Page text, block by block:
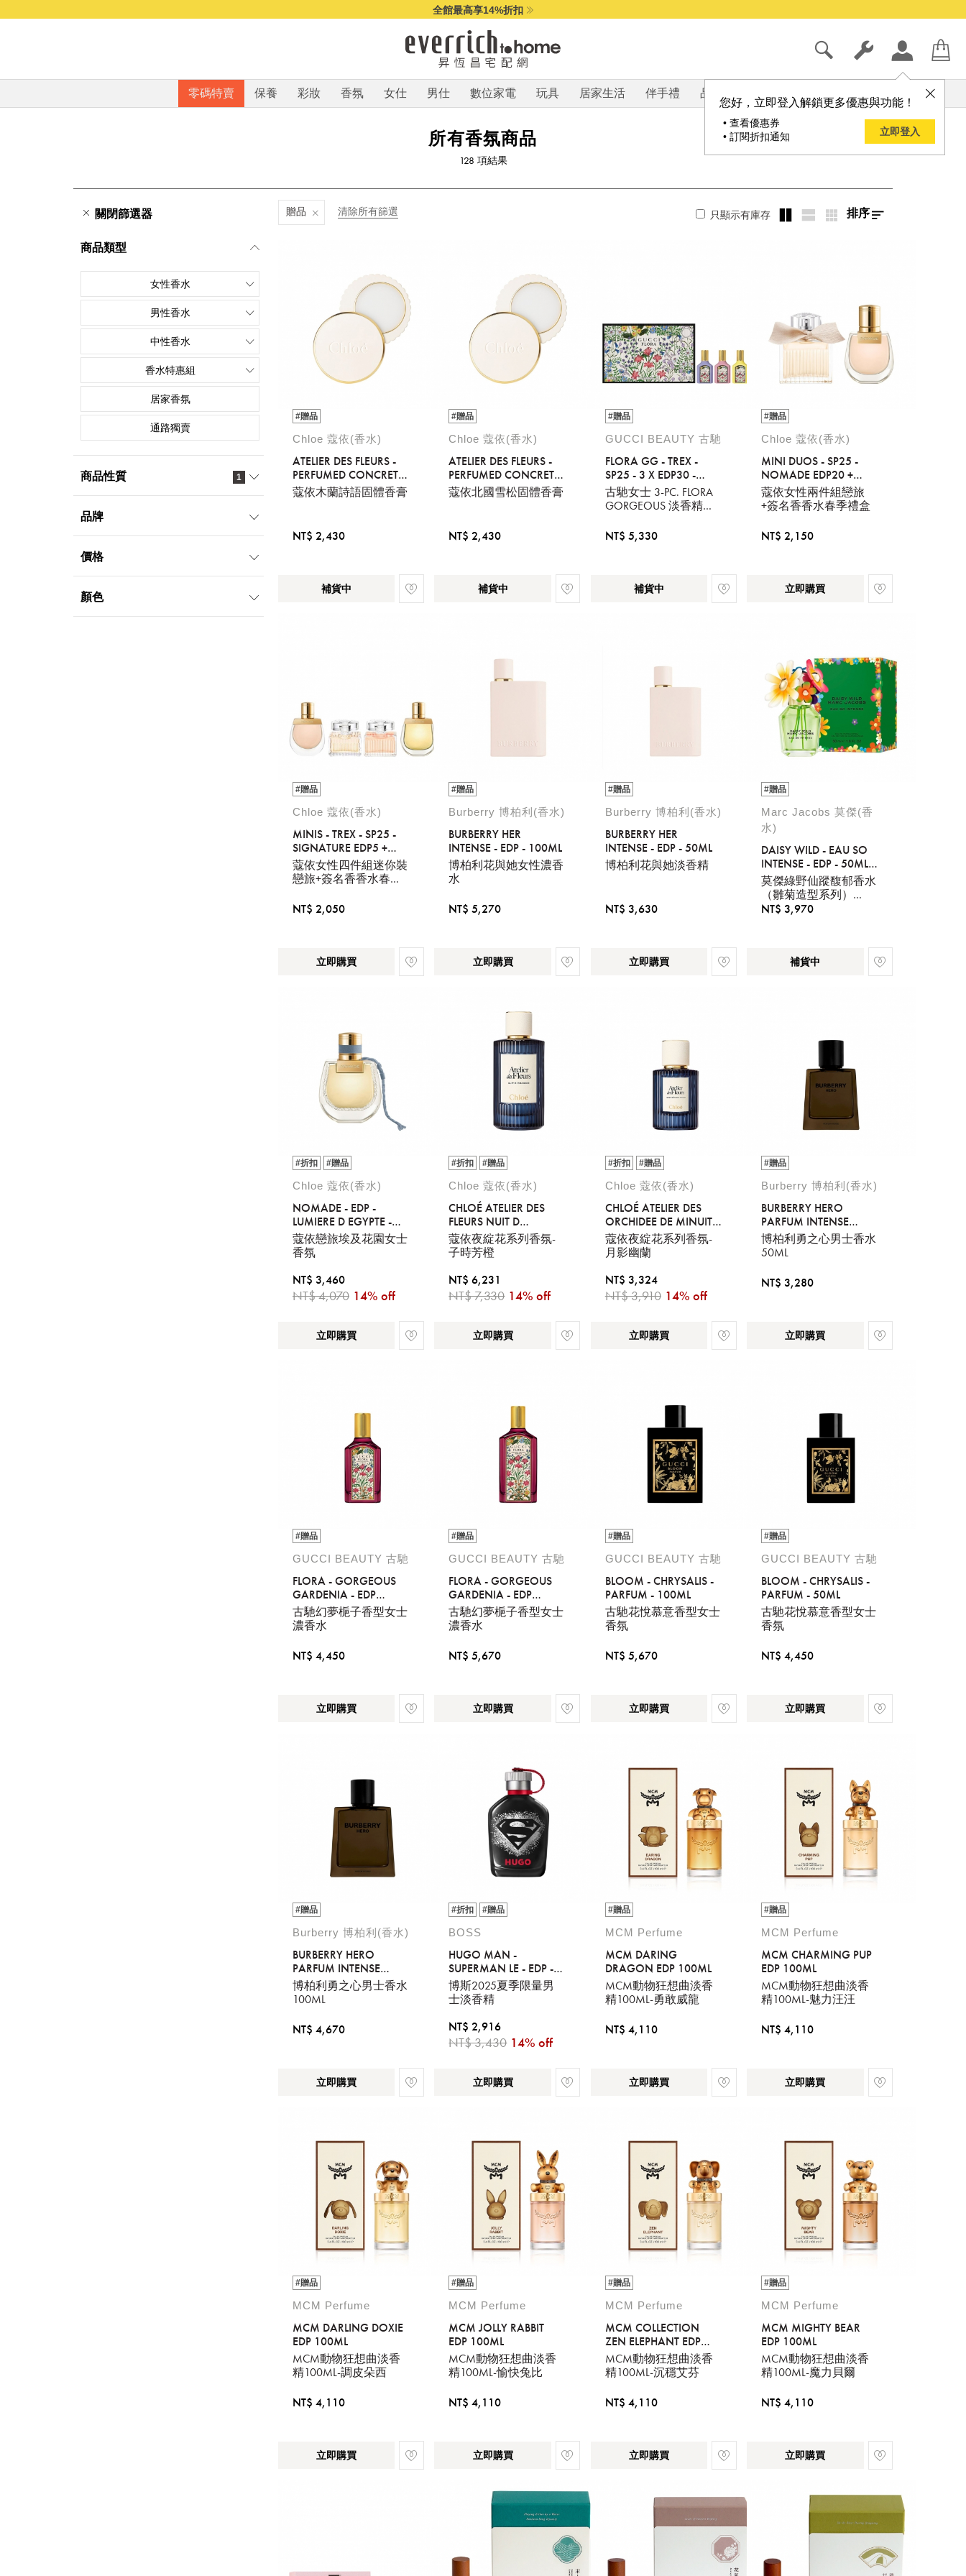
全館最高享14%折扣
您好，立即登入解鎖更多優惠與功能！
• 查看優惠券
• 訂閱折扣通知
立即登入
零碼特賣 保養 彩妝 香氛 女仕 男仕 數位家電 玩具 居家生活 伴手禮 品牌
所有香氛商品
128 項結果
關閉篩選器 贈品 清除所有篩選 只顯示有庫存 排序
商品類型
女性香水
男性香水
中性香水
香水特惠組
居家香氛
通路獨賣
商品性質 1
品牌
BOSS
價格
999元以下
顏色
#贈品
Chloe 蔻依(香水)
ATELIER DES FLEURS -
PERFUMED CONCRETE
- 3G - MAGNOLIA
ALBA
蔻依木蘭詩語固體香膏
NT$ 2,430
補貨中
#贈品
Chloe 蔻依(香水)
ATELIER DES FLEURS -
PERFUMED CONCRETE
- 3G - CEDRUS
蔻依北國雪松固體香膏
NT$ 2,430
補貨中
#贈品
GUCCI BEAUTY 古馳
FLORA GG - TREX -
SP25 - 3 X EDP30 -
GARDENIA / JASMINE
/ ORCHID
古馳女士 3-PC. FLORA
GORGEOUS 淡香精禮
NT$ 5,330
補貨中
#贈品
Chloe 蔻依(香水)
MINI DUOS - SP25 -
NOMADE EDP20 +
SIGNATURE EDP20
蔻依女性兩件組戀旅
+簽名香香水春季禮盒
NT$ 2,150
立即購買
#贈品
Chloe 蔻依(香水)
MINIS - TREX - SP25 -
SIGNATURE EDP5 +
EDT5 + NOMADE EDP5
+ EDT5
蔻依女性四件組迷你裝
戀旅+簽名香香水春季
NT$ 2,050
立即購買
#贈品
Burberry 博柏利(香水)
BURBERRY HER
INTENSE - EDP - 100ML
博柏利花與她女性濃香
水
NT$ 5,270
立即購買
#贈品
Burberry 博柏利(香水)
BURBERRY HER
INTENSE - EDP - 50ML
博柏利花與她淡香精
NT$ 3,630
立即購買
#贈品
Marc Jacobs 莫傑(香
水)
DAISY WILD - EAU SO
INTENSE - EDP - 50ML
REFILLABLE
莫傑綠野仙蹤馥郁香水
（雛菊造型系列）
50ML
NT$ 3,970
補貨中
#折扣 #贈品
Chloe 蔻依(香水)
NOMADE - EDP -
LUMIERE D EGYPTE -
50ML
蔻依戀旅埃及花園女士
香氛
NT$ 3,460
NT$ 4,070 14% off
立即購買
#折扣 #贈品
Chloe 蔻依(香水)
CHLOÉ ATELIER DES
FLEURS NUIT D
ORANGER 150ML
蔻依夜綻花系列香氛-
子時芳橙
NT$ 6,231
NT$ 7,330 14% off
立即購買
#折扣 #贈品
Chloe 蔻依(香水)
CHLOÉ ATELIER DES
ORCHIDEE DE MINUIT
EAU DE PARFUM
蔻依夜綻花系列香氛-
月影幽蘭
NT$ 3,324
NT$ 3,910 14% off
立即購買
#贈品
Burberry 博柏利(香水)
BURBERRY HERO
PARFUM INTENSE
50ML
博柏利勇之心男士香水
50ML
NT$ 3,280
立即購買
#贈品
GUCCI BEAUTY 古馳
FLORA - GORGEOUS
GARDENIA - EDP
INTENSE - 50ML
古馳幻夢梔子香型女士
濃香水
NT$ 4,450
立即購買
#贈品
GUCCI BEAUTY 古馳
FLORA - GORGEOUS
GARDENIA - EDP
INTENSE - 100ML
古馳幻夢梔子香型女士
濃香水
NT$ 5,670
立即購買
#贈品
GUCCI BEAUTY 古馳
BLOOM - CHRYSALIS -
PARFUM - 100ML
古馳花悅慕意香型女士
香氛
NT$ 5,670
立即購買
#贈品
GUCCI BEAUTY 古馳
BLOOM - CHRYSALIS -
PARFUM - 50ML
古馳花悅慕意香型女士
香氛
NT$ 4,450
立即購買
#贈品
Burberry 博柏利(香水)
BURBERRY HERO
PARFUM INTENSE
100ML
博柏利勇之心男士香水
100ML
NT$ 4,670
立即購買
#折扣 #贈品
BOSS
HUGO MAN -
SUPERMAN LE - EDP -
125ML
博斯2025夏季限量男
士淡香精
NT$ 2,916
NT$ 3,430 14% off
立即購買
#贈品
MCM Perfume
MCM DARING
DRAGON EDP 100ML
MCM動物狂想曲淡香
精100ML-勇敢威龍
NT$ 4,110
立即購買
#贈品
MCM Perfume
MCM CHARMING PUP
EDP 100ML
MCM動物狂想曲淡香
精100ML-魅力汪汪
NT$ 4,110
立即購買
#贈品
MCM Perfume
MCM DARLING DOXIE
EDP 100ML
MCM動物狂想曲淡香
精100ML-調皮朵西
NT$ 4,110
立即購買
#贈品
MCM Perfume
MCM JOLLY RABBIT
EDP 100ML
MCM動物狂想曲淡香
精100ML-愉快兔比
NT$ 4,110
立即購買
#贈品
MCM Perfume
MCM COLLECTION
ZEN ELEPHANT EDP
100ML
MCM動物狂想曲淡香
精100ML-沉穩艾芬
NT$ 4,110
立即購買
#贈品
MCM Perfume
MCM MIGHTY BEAR
EDP 100ML
MCM動物狂想曲淡香
精100ML-魔力貝爾
NT$ 4,110
立即購買